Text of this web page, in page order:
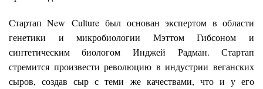
Стартап New Culture был основан экспертом в области
генетики и микробиологии Мэттом Гибсоном и
синтетическим биологом Инджей Радман. Стартап
стремится произвести революцию в индустрии веганских
сыров, создав сыр с теми же качествами, что и у его